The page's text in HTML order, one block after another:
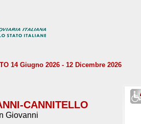
14 Giugno 2026 - 12 Dicembre 2026
CANNITELLO
Giovanni